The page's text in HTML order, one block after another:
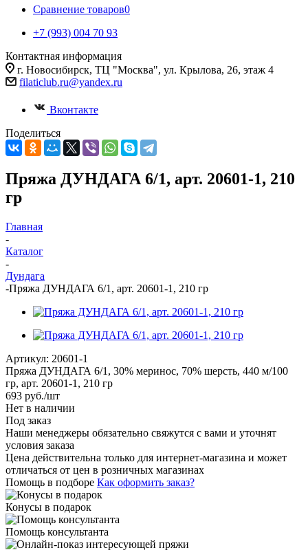
Сравнение товаров0
+7 (993) 004 70 93
Контактная информация
г. Новосибирск, ТЦ "Москва", ул. Крылова, 26, этаж 4
filaticlub.ru@yandex.ru
Вконтакте
Поделиться
Пряжа ДУНДАГА 6/1, арт. 20601-1, 210
гр
Главная
-
Каталог
-
Дундага
-Пряжа ДУНДАГА 6/1, арт. 20601-1, 210 гр
Артикул: 20601-1
Пряжа ДУНДАГА 6/1, 30% меринос, 70% шерсть, 440 м/100
гр, арт. 20601-1, 210 гр
693 руб./шт
Нет в наличии
Под заказ
Наши менеджеры обязательно свяжутся с вами и уточнят
условия заказа
Цена действительна только для интернет-магазина и может
отличаться от цен в розничных магазинах
Помощь в подборе Как оформить заказ?
Конусы в подарок
Помощь консультанта